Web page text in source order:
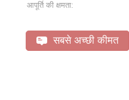
आपूर्ति की क्षमता:
सबसे अच्छी कीमत